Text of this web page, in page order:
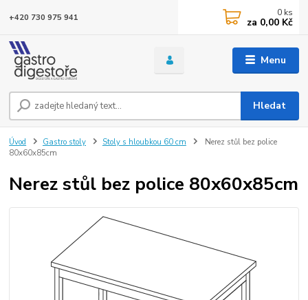
Menu
Hledat
+420 730 975 941 0 ks
za 0,00 Kč
Úvod Gastro stoly Stoly s hloubkou 60 cm
Nerez stůl bez police
80x60x85cm
Nerez stůl bez police 80x60x85cm